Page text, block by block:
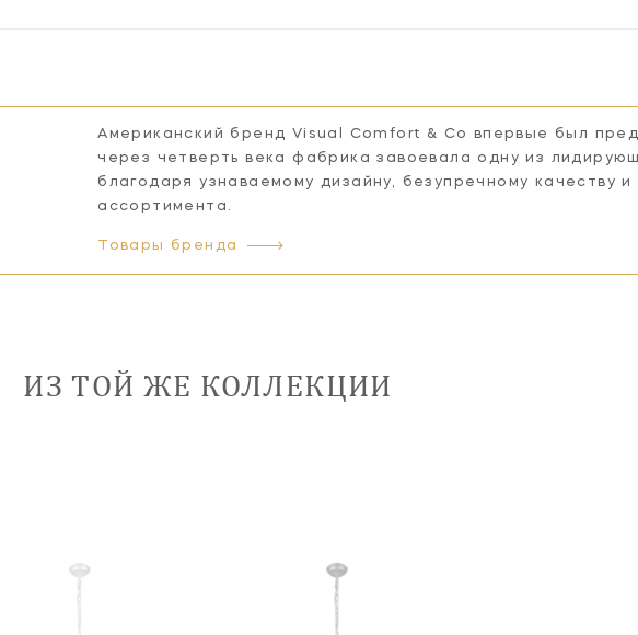
Американский бренд Visual Comfort & Co впервые был
через четверть века фабрика завоевала одну из
благодаря узнаваемому дизайну, безупречному качеству
ассортимента.
Товары бренда
ИЗ ТОЙ ЖЕ КОЛЛЕКЦИИ